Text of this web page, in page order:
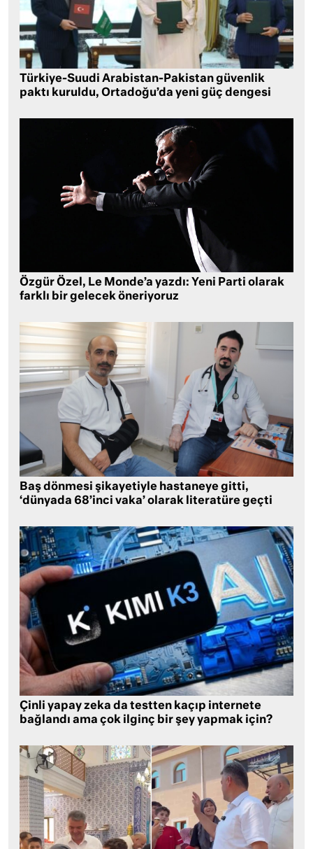
Türkiye-Suudi Arabistan-Pakistan güvenlik
paktı kuruldu, Ortadoğu’da yeni güç dengesi
Özgür Özel, Le Monde’a yazdı: Yeni Parti olarak
farklı bir gelecek öneriyoruz
Baş dönmesi şikayetiyle hastaneye gitti,
‘dünyada 68’inci vaka’ olarak literatüre geçti
Çinli yapay zeka da testten kaçıp internete
bağlandı ama çok ilginç bir şey yapmak için?